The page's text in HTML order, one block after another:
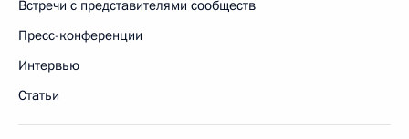
Встречи с представителями сообществ
Пресс-конференции
Интервью
Статьи